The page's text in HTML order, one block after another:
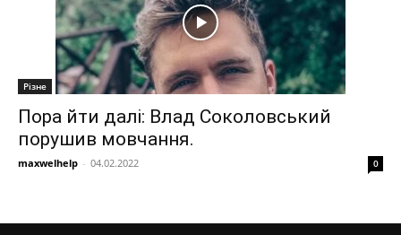
Різне
Пора йти далі: Влад Соколовський
порушив мовчання.
maxwelhelp - 04.02.2022 0